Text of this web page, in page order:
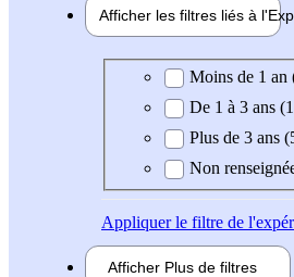
Afficher les filtres liés à l'
Expérience demandée
Moins de 1 an
De 1 à 3 ans
Plus de 3 ans
Non
Appliquerle filtre de
Afficher Plus de filtres